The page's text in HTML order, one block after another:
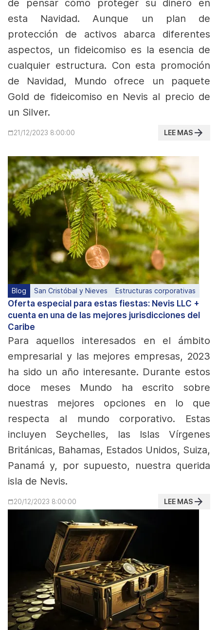
de pensar cómo proteger su dinero en
esta Navidad.Aunque un plan de
protección de activos abarca diferentes
aspectos, un fideicomiso es la esencia de
cualquier estructura. Con esta promoción
de Navidad, Mundo ofrece un paquete
Gold de fideicomiso en Nevis al precio de
un Silver.
21/12/2023 8:00:00 LEE MAS
Blog San Cristóbal y Nieves Estructuras corporativas
Oferta especial para estas fiestas: Nevis LLC +
cuenta en una de las mejores jurisdicciones del
Caribe
Para aquellos interesados en el ámbito
empresarial y las mejores empresas, 2023
ha sido un año interesante. Durante estos
doce meses Mundo ha escrito sobre
nuestras mejores opciones en lo que
respecta al mundo corporativo. Estas
incluyen Seychelles, las Islas Vírgenes
Británicas, Bahamas, Estados Unidos, Suiza,
Panamá y, por supuesto, nuestra querida
isla de Nevis.
20/12/2023 8:00:00 LEE MAS